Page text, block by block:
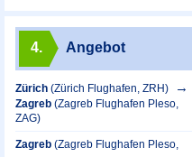
4. Angebot
Zürich (Zürich Flughafen, ZRH)
Zagreb (Zagreb Flughafen Pleso,
ZAG)
Zagreb (Zagreb Flughafen Pleso,